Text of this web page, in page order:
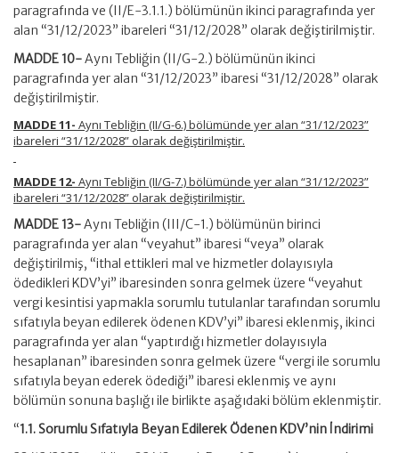
paragrafında ve (II/E-3.1.1.) bölümünün ikinci paragrafında yer
alan “31/12/2023” ibareleri “31/12/2028” olarak değiştirilmiştir.
MADDE 10-Aynı Tebliğin (II/G-2.) bölümünün ikinci
paragrafında yer alan “31/12/2023” ibaresi “31/12/2028” olarak
değiştirilmiştir.
MADDE 11- Aynı Tebliğin (II/G-6.) bölümünde yer alan “31/12/2023”
ibareleri “31/12/2028” olarak değiştirilmiştir.
MADDE 12- Aynı Tebliğin (II/G-7.) bölümünde yer alan “31/12/2023”
ibareleri “31/12/2028” olarak değiştirilmiştir.
MADDE 13-Aynı Tebliğin (III/C-1.) bölümünün birinci
paragrafında yer alan “veyahut” ibaresi “veya” olarak
değiştirilmiş, “ithal ettikleri mal ve hizmetler dolayısıyla
ödedikleri KDV’yi” ibaresinden sonra gelmek üzere “veyahut
vergi kesintisi yapmakla sorumlu tutulanlar tarafından sorumlu
sıfatıyla beyan edilerek ödenen KDV’yi” ibaresi eklenmiş, ikinci
paragrafında yer alan “yaptırdığı hizmetler dolayısıyla
hesaplanan” ibaresinden sonra gelmek üzere “vergi ile sorumlu
sıfatıyla beyan ederek ödediği” ibaresi eklenmiş ve aynı
bölümün sonuna başlığı ile birlikte aşağıdaki bölüm eklenmiştir.
“1.1. Sorumlu Sıfatıyla Beyan Edilerek Ödenen KDV’nin İndirimi